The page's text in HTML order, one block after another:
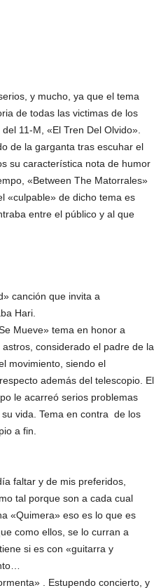
y mucho, ya que el tema
de todas las victimas de los
11-M, «El Tren Del Olvido».
de la garganta tras escuhar el
su característica nota de humor
«Between The Matorrales»
«culpable» de dicho tema es
entre el público y al que
canción que invita a
Hari.
Mueve» tema en honor a
considerado el padre de la
movimiento, siendo el
además del telescopio. El
le acarreó serios problemas
vida. Tema en contra de los
a fin.
faltar y de mis preferidos,
tal porque son a cada cual
«Quimera» eso es lo que es
como ellos, se lo curran a
si es con «guitarra y
. Estupendo concierto, y